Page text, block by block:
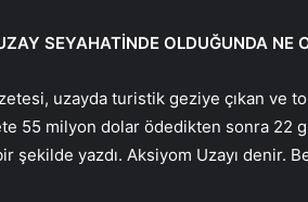
SEYAHATİNDE OLDUĞUNDA NE
uzayda turistik geziye çıkan ve
55 milyon dolar ödedikten sonra 22
şekilde yazdı. Aksiyom Uzayı denir.